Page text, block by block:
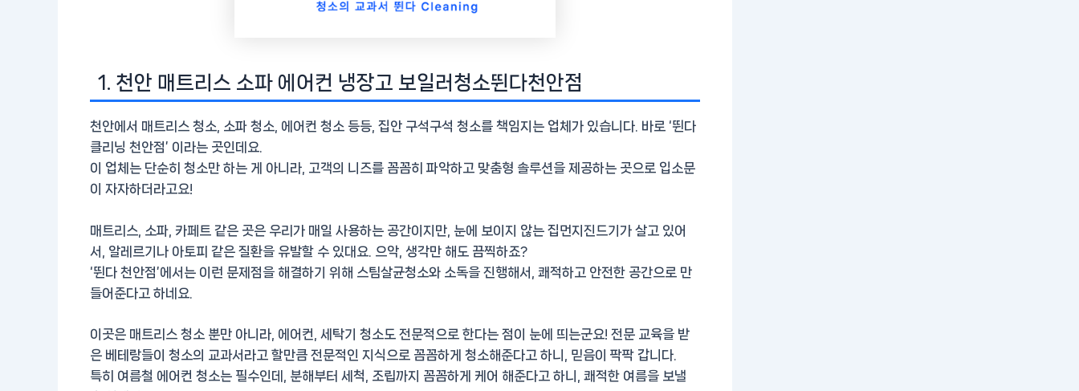
1. 천안 매트리스 소파 에어컨 냉장고 보일러청소뛴다천안점
천안에서 매트리스 청소, 소파 청소, 에어컨 청소 등등, 집안 구석구석 청소를 책임지는 업체가 있습니다. 바로 ‘뛴다
클리닝 천안점’ 이라는 곳인데요.
이 업체는 단순히 청소만 하는 게 아니라, 고객의 니즈를 꼼꼼히 파악하고 맞춤형 솔루션을 제공하는 곳으로 입소문
이 자자하더라고요!
매트리스, 소파, 카페트 같은 곳은 우리가 매일 사용하는 공간이지만, 눈에 보이지 않는 집먼지진드기가 살고 있어
서, 알레르기나 아토피 같은 질환을 유발할 수 있대요. 으악, 생각만 해도 끔찍하죠?
‘뛴다 천안점’에서는 이런 문제점을 해결하기 위해 스팀살균청소와 소독을 진행해서, 쾌적하고 안전한 공간으로 만
들어준다고 하네요.
이곳은 매트리스 청소 뿐만 아니라, 에어컨, 세탁기 청소도 전문적으로 한다는 점이 눈에 띄는군요! 전문 교육을 받
은 베테랑들이 청소의 교과서라고 할만큼 전문적인 지식으로 꼼꼼하게 청소해준다고 하니, 믿음이 팍팍 갑니다.
특히 여름철 에어컨 청소는 필수인데, 분해부터 세척, 조립까지 꼼꼼하게 케어 해준다고 하니, 쾌적한 여름을 보낼